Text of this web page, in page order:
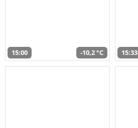
15:00 -10,2 °C 15:33